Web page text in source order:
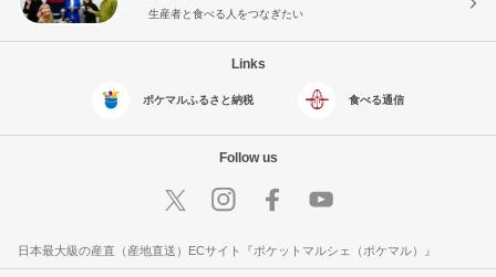
生産者と食べる人をつなぎたい
Links
ポケマルふるさと納税 食べる通信
Follow us
日本最大級の産直（産地直送）ECサイト『ポケットマルシェ（ポケマル）』